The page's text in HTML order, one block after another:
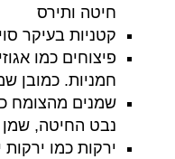
חיטה ותירס
קטניות בעיקר
פיצוחים כמו
חמניות. כמובן
שמנים מהצומח
נבט החיטה, שמן
ירקות כמו